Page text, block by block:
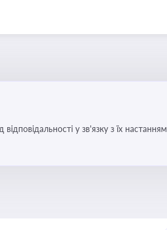
у зв'язку з їх настанням